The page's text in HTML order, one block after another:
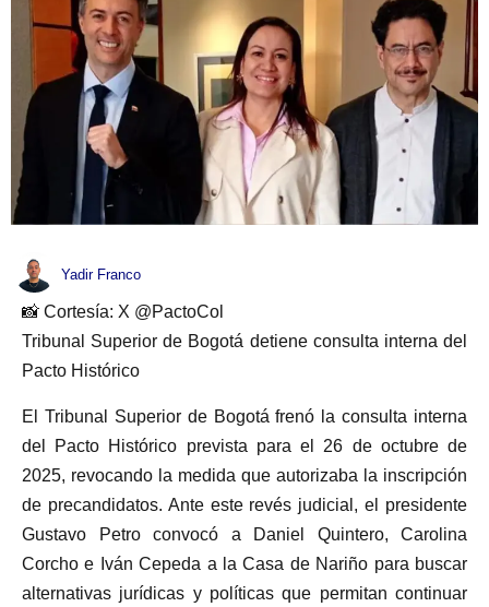
Yadir Franco
📸 Cortesía: X @PactoCol
Tribunal Superior de Bogotá detiene consulta interna del
Pacto Histórico
El Tribunal Superior de Bogotá frenó la consulta interna
del Pacto Histórico prevista para el 26 de octubre de
2025, revocando la medida que autorizaba la inscripción
de precandidatos. Ante este revés judicial, el presidente
Gustavo Petro convocó a Daniel Quintero, Carolina
Corcho e Iván Cepeda a la Casa de Nariño para buscar
alternativas jurídicas y políticas que permitan continuar